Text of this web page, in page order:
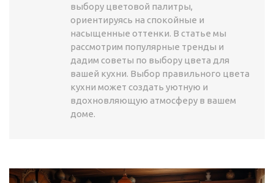
выбору цветовой палитры,
ориентируясь на спокойные и
насыщенные оттенки. В статье мы
рассмотрим популярные тренды и
дадим советы по выбору цвета для
вашей кухни. Выбор правильного цвета
кухни может создать уютную и
вдохновляющую атмосферу в вашем
доме.